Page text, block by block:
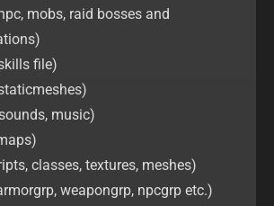
mobs, raid bosses and
file)
music)
classes, textures, meshes)
weapongrp, npcgrp etc.)